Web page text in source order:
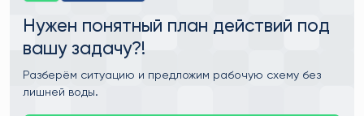
Нужен понятный план действий под
вашу задачу?!
Разберём ситуацию и предложим рабочую схему без
лишней воды.